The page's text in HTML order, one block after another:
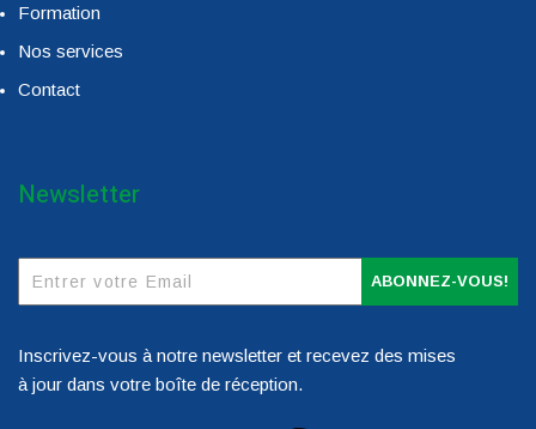
Formation
Nos services
Contact
Newsletter
ABONNEZ-VOUS!
Inscrivez-vous à notre newsletter et recevez des mises
à jour dans votre boîte de réception.